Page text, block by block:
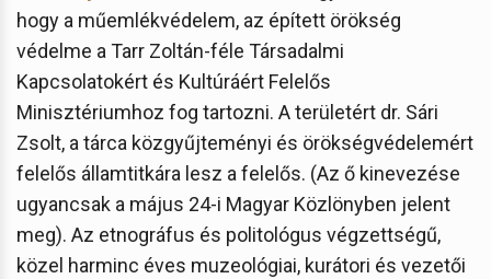
hogy a műemlékvédelem, az épített örökség
védelme a Tarr Zoltán-féle Társadalmi
Kapcsolatokért és Kultúráért Felelős
Minisztériumhoz fog tartozni. A területért dr. Sári
Zsolt, a tárca közgyűjteményi és örökségvédelemért
felelős államtitkára lesz a felelős. (Az ő kinevezése
ugyancsak a május 24-i Magyar Közlönyben jelent
meg). Az etnográfus és politológus végzettségű,
közel harminc éves muzeológiai, kurátori és vezetői